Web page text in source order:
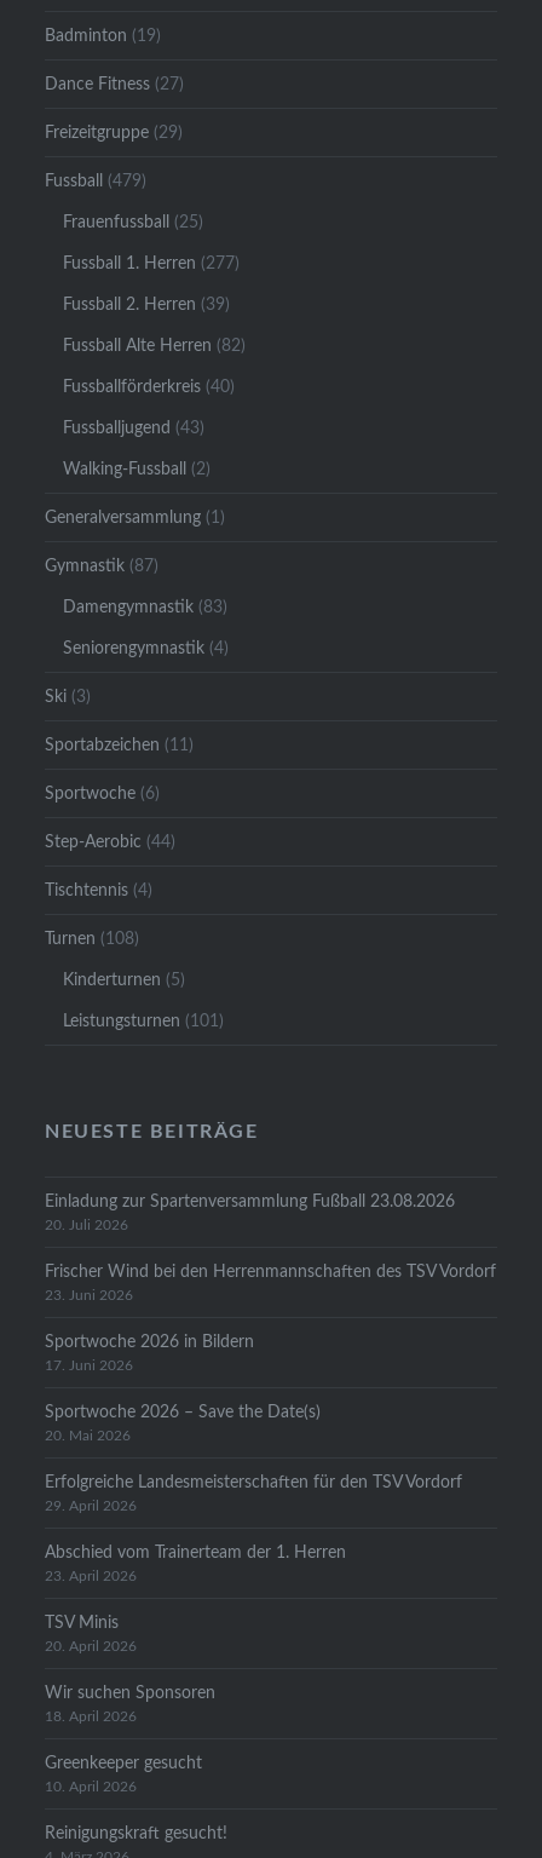
Badminton (19)
Dance Fitness (27)
Freizeitgruppe (29)
Fussball (479)
Frauenfussball (25)
Fussball 1. Herren (277)
Fussball 2. Herren (39)
Fussball Alte Herren (82)
Fussballförderkreis (40)
Fussballjugend (43)
Walking-Fussball (2)
Generalversammlung (1)
Gymnastik (87)
Damengymnastik (83)
Seniorengymnastik (4)
Ski (3)
Sportabzeichen (11)
Sportwoche (6)
Step-Aerobic (44)
Tischtennis (4)
Turnen (108)
Kinderturnen (5)
Leistungsturnen (101)
NEUESTE BEITRÄGE
Einladung zur Spartenversammlung Fußball 23.08.2026
20. Juli 2026
Frischer Wind bei den Herrenmannschaften des TSV Vordorf
23. Juni 2026
Sportwoche 2026 in Bildern
17. Juni 2026
Sportwoche 2026 – Save the Date(s)
20. Mai 2026
Erfolgreiche Landesmeisterschaften für den TSV Vordorf
29. April 2026
Abschied vom Trainerteam der 1. Herren
23. April 2026
TSV Minis
20. April 2026
Wir suchen Sponsoren
18. April 2026
Greenkeeper gesucht
10. April 2026
Reinigungskraft gesucht!